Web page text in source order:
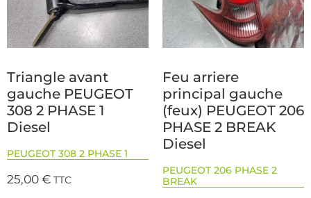
Triangle avant
gauche PEUGEOT
308 2 PHASE 1
Diesel
PEUGEOT 308 2 PHASE 1
25,00€ TTC
Feu arriere
principal gauche
(feux) PEUGEOT 206
PHASE 2 BREAK
Diesel
PEUGEOT 206 PHASE 2
BREAK